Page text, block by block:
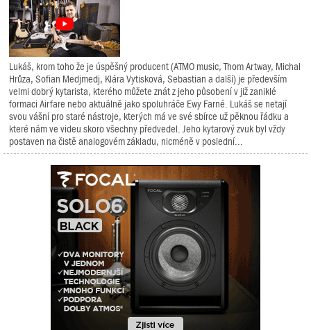
Lukáš, krom toho že je úspěšný producent (ATMO music, Thom Artway, Michal
Hrůza, Sofian Medjmedj, Klára Vytisková, Sebastian a další) je především
velmi dobrý kytarista, kterého můžete znát z jeho působení v již zaniklé
formaci Airfare nebo aktuálně jako spoluhráče Ewy Farné. Lukáš se netají
svou vášní pro staré nástroje, kterých má ve své sbírce už pěknou řádku a
které nám ve videu skoro všechny předvedel. Jeho kytarový zvuk byl vždy
postaven na čistě analogovém základu, nicméně v poslední...